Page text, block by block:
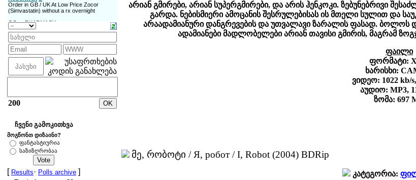
200
ჩვენი გამოკითხვა
მოგწონთ დიზაინი?
ფანტასტიურია
საზიზღრობაა
[ Results· Polls archive ]
არიან გმირები, არიან სუპერგმირები, და არის ჰენკოკი. ზებუნებრივი
გარდა. ნებისმიერი ამოცანის შესრულებისას ის მთელი სულით და
არაადამიანური დანგრევების და უთვალავი ზარალის ფასად. ბოლოს
ადამიანები მადლობელები არიან თავისი გმირის, მაგრამ
ფაილი
ფორმატი:
ხარისხი:
ვიდეო: 1022 kb/
აუდიო: MP3,
ზომა: 697
მე, რობოტი / Я, робот / I, Robot (2004) BDRip
კატეგორია: